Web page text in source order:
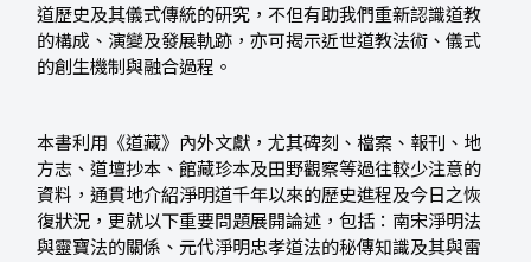
道歷史及其儀式傳統的研究，不但有助我們重新認識道教
的構成、演變及發展軌跡，亦可揭示近世道教法術、儀式
的創生機制與融合過程。
本書利用《道藏》內外文獻，尤其碑刻、檔案、報刊、地
方志、道壇抄本、館藏珍本及田野觀察等過往較少注意的
資料，通貫地介紹淨明道千年以來的歷史進程及今日之恢
復狀況，更就以下重要問題展開論述，包括：南宋淨明法
與靈寶法的關係、元代淨明忠孝道法的秘傳知識及其與雷